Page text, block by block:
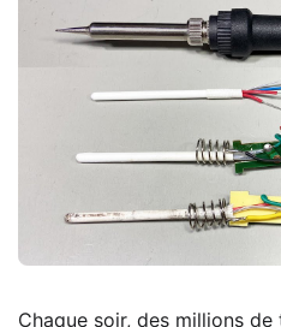
Chaque soir, des millions